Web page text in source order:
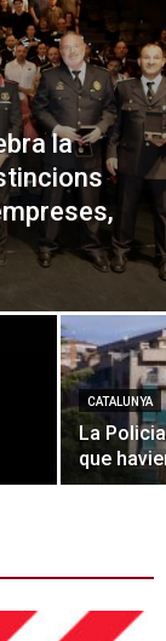
la
CATALUNYA
La
que